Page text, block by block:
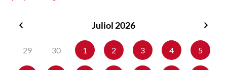
Juliol 2026
29
30 1 2 3 4 5